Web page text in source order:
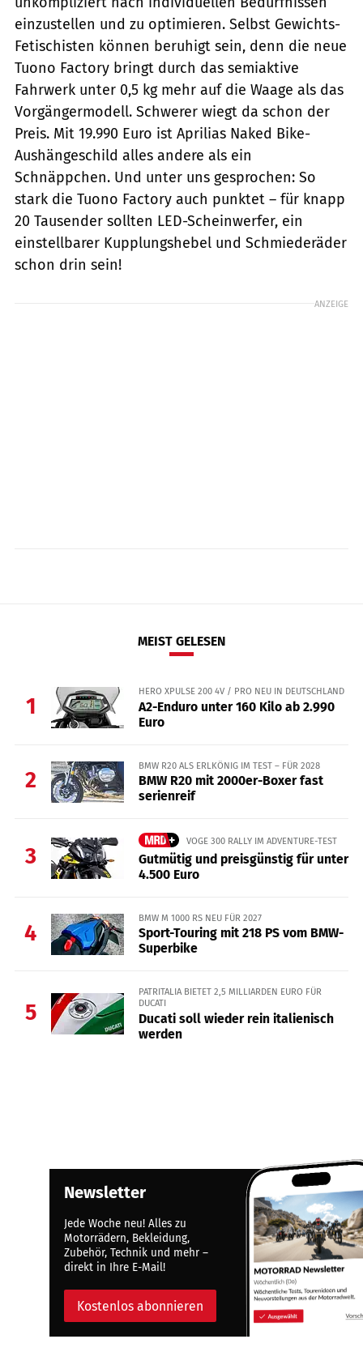
einzustellen und zu optimieren. Selbst Gewichts-
Fetischisten können beruhigt sein, denn die neue
Tuono Factory bringt durch das semiaktive
Fahrwerk unter 0,5 kg mehr auf die Waage als das
Vorgängermodell. Schwerer wiegt da schon der
Preis. Mit 19.990 Euro ist Aprilias Naked Bike-
Aushängeschild alles andere als ein
Schnäppchen. Und unter uns gesprochen: So
stark die Tuono Factory auch punktet – für knapp
20 Tausender sollten LED-Scheinwerfer, ein
einstellbarer Kupplungshebel und Schmiederäder
schon drin sein!
ANZEIGE
MEIST GELESEN
1
HERO XPULSE 200 4V / PRO NEU IN DEUTSCHLAND
A2-Enduro unter 160 Kilo ab 2.990
Euro
2
BMW R20 ALS ERLKÖNIG IM TEST – FÜR 2028
BMW R20 mit 2000er-Boxer fast
serienreif
3
VOGE 300 RALLY IM ADVENTURE-TEST
Gutmütig und preisgünstig für unter
4.500 Euro
4
BMW M 1000 RS NEU FÜR 2027
Sport-Touring mit 218 PS vom BMW-
Superbike
5
PATRITALIA BIETET 2,5 MILLIARDEN EURO FÜR
DUCATI
Ducati soll wieder rein italienisch
werden
Newsletter
Jede Woche neu! Alles zu
Motorrädern, Bekleidung,
Zubehör, Technik und mehr –
direkt in Ihre E-Mail!
Kostenlos abonnieren